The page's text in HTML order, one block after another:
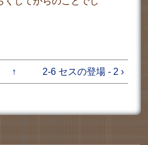
↑ 2-6 セスの登場 - 2 ›